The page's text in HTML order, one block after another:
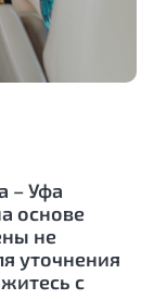
– Уфа
основе
не
уточнения
с